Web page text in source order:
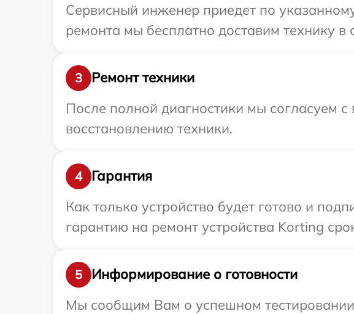
Сервисный инженер приедет по
ремонта мы бесплатно доставим технику в
3
Ремонт техники
После полной диагностики мы согласуем
восстановлению техники.
4
Гарантия
Как только устройство будет готово и
гарантию на ремонт устройства Korting
5
Информирование о готовности
Мы сообщим Вам о успешном